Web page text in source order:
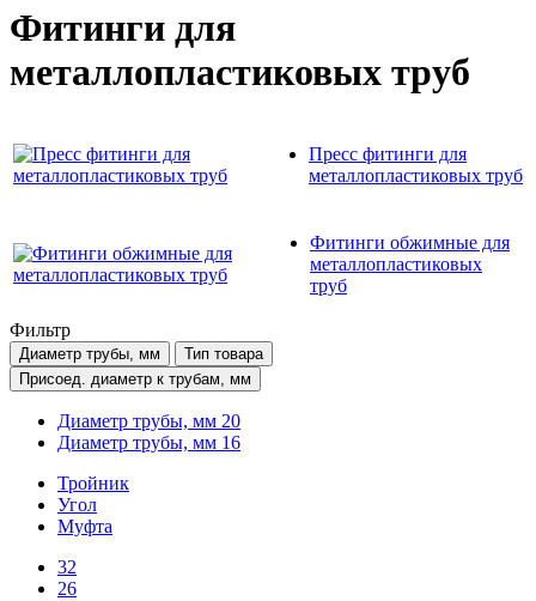
Фитинги для
металлопластиковых труб
Пресс фитинги для
металлопластиковых труб
Фитинги обжимные для
металлопластиковых
труб
Фильтр
Диаметр трубы, мм
Тип товара
Присоед. диаметр к трубам, мм
Диаметр трубы, мм 20
Диаметр трубы, мм 16
Тройник
Угол
Муфта
32
26